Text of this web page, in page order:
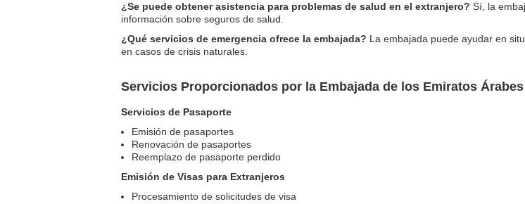
¿Se puede obtener asistencia para problemas de salud en el extranjero? Sí, la
información sobre seguros de salud.
¿Qué servicios de emergencia ofrece la embajada? La embajada puede ayudar en
en casos de crisis naturales.
Servicios Proporcionados por la Embajada de los Emiratos
Servicios de Pasaporte
Emisión de pasaportes
Renovación de pasaportes
Reemplazo de pasaporte perdido
Emisión de Visas para Extranjeros
Procesamiento de solicitudes de visa